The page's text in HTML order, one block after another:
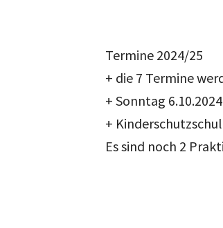
Termine 2024/25
+ die 7 Termine
+ Sonntag
+
Es sind noch 2